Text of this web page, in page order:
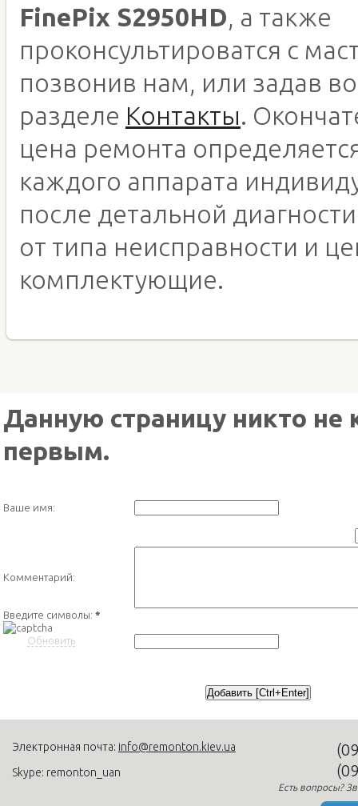
FinePix S2950HD, а также
проконсультироватся с
позвонив нам, или задав
разделе Контакты.
цена ремонта
каждого аппарата
после детальной
от типа неисправности и
комплектующие.
Данную страницу никто
первым.
Ваше имя:
Комментарий:
Введите символы: *
Обновить
Электронная почта: info@remonton.kiev.ua
Skype: remonton_uan
Есть вопросы?